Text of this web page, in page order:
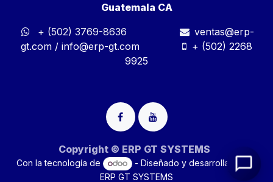
Guatemala CA
+ (502) 3769-8636
ventas@erp-
gt.com / info@erp-gt.com
+ (502) 2268
9925
Copyright © ERP GT SYSTEMS
Con la tecnología de
- Diseñado y desarrollado por
ERP GT SYSTEMS